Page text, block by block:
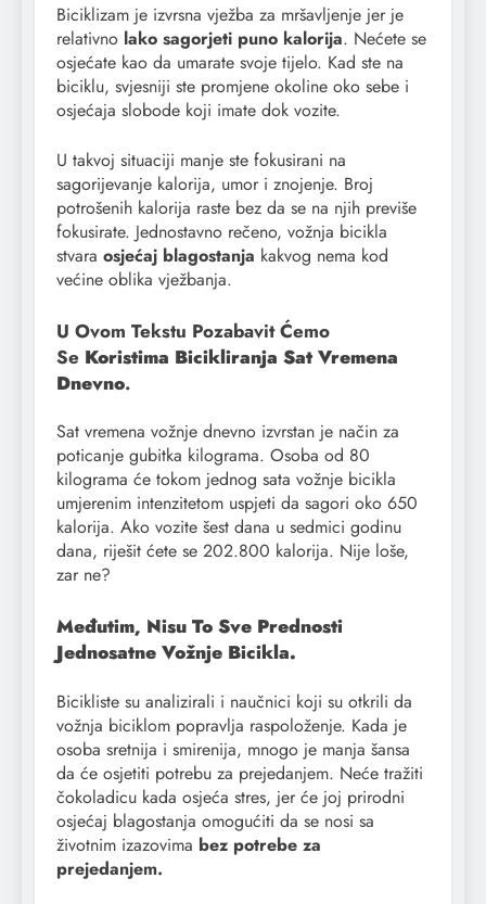
Biciklizam je izvrsna vježba za mršavljenje jer je
relativno lako sagorjeti puno kalorija. Nećete se
osjećate kao da umarate svoje tijelo. Kad ste na
biciklu, svjesniji ste promjene okoline oko sebe i
osjećaja slobode koji imate dok vozite.
U takvoj situaciji manje ste fokusirani na
sagorijevanje kalorija, umor i znojenje. Broj
potrošenih kalorija raste bez da se na njih previše
fokusirate. Jednostavno rečeno, vožnja bicikla
stvara osjećaj blagostanja kakvog nema kod
većine oblika vježbanja.
U Ovom Tekstu Pozabavit Ćemo
Se Koristima Bicikliranja Sat Vremena
Dnevno.
Sat vremena vožnje dnevno izvrstan je način za
poticanje gubitka kilograma. Osoba od 80
kilograma će tokom jednog sata vožnje bicikla
umjerenim intenzitetom uspjeti da sagori oko 650
kalorija. Ako vozite šest dana u sedmici godinu
dana, riješit ćete se 202.800 kalorija. Nije loše,
zar ne?
Međutim, Nisu To Sve Prednosti
Jednosatne Vožnje Bicikla.
Bicikliste su analizirali i naučnici koji su otkrili da
vožnja biciklom popravlja raspoloženje. Kada je
osoba sretnija i smirenija, mnogo je manja šansa
da će osjetiti potrebu za prejedanjem. Neće tražiti
čokoladicu kada osjeća stres, jer će joj prirodni
osjećaj blagostanja omogućiti da se nosi sa
životnim izazovima bez potrebe za
prejedanjem.